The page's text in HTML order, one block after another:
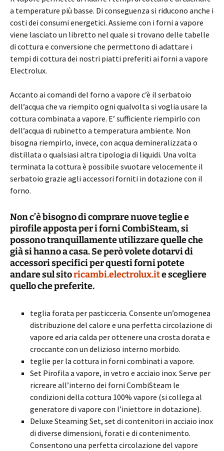
a temperature più basse. Di conseguenza si riducono anche i
costi dei consumi energetici. Assieme con i forni a vapore
viene lasciato un libretto nel quale si trovano delle tabelle
di cottura e conversione che permettono di adattare i
tempi di cottura dei nostri piatti preferiti ai forni a vapore
Electrolux.
Accanto ai comandi del forno a vapore c’è il serbatoio
dell’acqua che va riempito ogni qualvolta si voglia usare la
cottura combinata a vapore. E’ sufficiente riempirlo con
dell’acqua di rubinetto a temperatura ambiente. Non
bisogna riempirlo, invece, con acqua demineralizzata o
distillata o qualsiasi altra tipologia di liquidi. Una volta
terminata la cottura è possibile svuotare velocemente il
serbatoio grazie agli accessori forniti in dotazione con il
forno.
Non c’è bisogno di comprare nuove teglie e
pirofile apposta per i forni CombiSteam, si
possono tranquillamente utilizzare quelle che
già si hanno a casa. Se però volete dotarvi di
accessori specifici per questi forni potete
andare sul sitoricambi.electrolux.ite scegliere
quello che preferite.
teglia forata per pasticceria. Consente un’omogenea
distribuzione del calore e una perfetta circolazione di
vapore ed aria calda per ottenere una crosta dorata e
croccante con un delizioso interno morbido.
teglie per la cottura in forni combinati a vapore.
Set Pirofila a vapore, in vetro e acciaio inox. Serve per
ricreare all’interno dei forni CombiSteam le
condizioni della cottura 100% vapore (si collega al
generatore di vapore con l’iniettore in dotazione).
Deluxe Steaming Set, set di contenitori in acciaio inox
di diverse dimensioni, forati e di contenimento.
Consentono una perfetta circolazione del vapore